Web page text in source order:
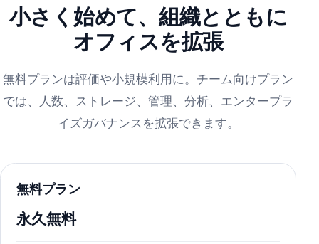
小さく始めて、組織とともに
オフィスを拡張
無料プランは評価や小規模利用に。チーム向けプラン
では、人数、ストレージ、管理、分析、エンタープラ
イズガバナンスを拡張できます。
無料プラン
永久無料